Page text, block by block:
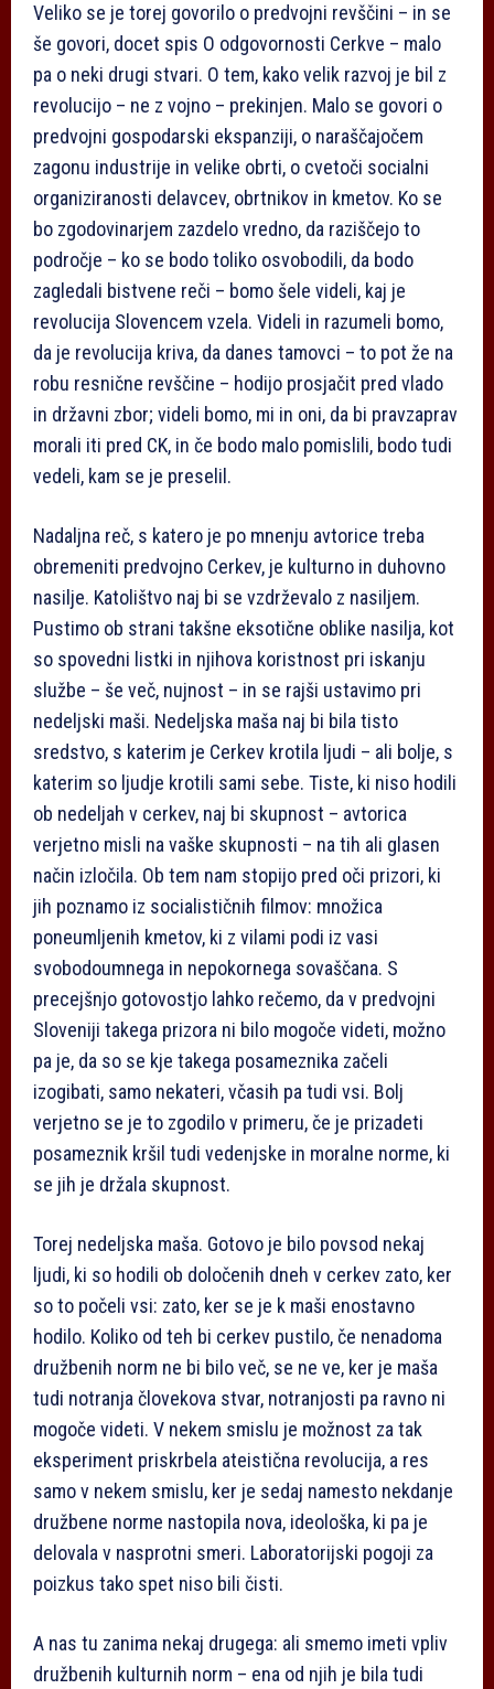
Veliko se je torej govorilo o predvojni revščini – in se
še govori, docet spis O odgovornosti Cerkve – malo
pa o neki drugi stvari. O tem, kako velik razvoj je bil z
revolucijo – ne z vojno – prekinjen. Malo se govori o
predvojni gospodarski ekspanziji, o naraščajočem
zagonu industrije in velike obrti, o cvetoči socialni
organiziranosti delavcev, obrtnikov in kmetov. Ko se
bo zgodovinarjem zazdelo vredno, da raziščejo to
področje – ko se bodo toliko osvobodili, da bodo
zagledali bistvene reči – bomo šele videli, kaj je
revolucija Slovencem vzela. Videli in razumeli bomo,
da je revolucija kriva, da danes tamovci – to pot že na
robu resnične revščine – hodijo prosjačit pred vlado
in državni zbor; videli bomo, mi in oni, da bi pravzaprav
morali iti pred CK, in če bodo malo pomislili, bodo tudi
vedeli, kam se je preselil.
Nadaljna reč, s katero je po mnenju avtorice treba
obremeniti predvojno Cerkev, je kulturno in duhovno
nasilje. Katolištvo naj bi se vzdrževalo z nasiljem.
Pustimo ob strani takšne eksotične oblike nasilja, kot
so spovedni listki in njihova koristnost pri iskanju
službe – še več, nujnost – in se rajši ustavimo pri
nedeljski maši. Nedeljska maša naj bi bila tisto
sredstvo, s katerim je Cerkev krotila ljudi – ali bolje, s
katerim so ljudje krotili sami sebe. Tiste, ki niso hodili
ob nedeljah v cerkev, naj bi skupnost – avtorica
verjetno misli na vaške skupnosti – na tih ali glasen
način izločila. Ob tem nam stopijo pred oči prizori, ki
jih poznamo iz socialističnih filmov: množica
poneumljenih kmetov, ki z vilami podi iz vasi
svobodoumnega in nepokornega sovaščana. S
precejšnjo gotovostjo lahko rečemo, da v predvojni
Sloveniji takega prizora ni bilo mogoče videti, možno
pa je, da so se kje takega posameznika začeli
izogibati, samo nekateri, včasih pa tudi vsi. Bolj
verjetno se je to zgodilo v primeru, če je prizadeti
posameznik kršil tudi vedenjske in moralne norme, ki
se jih je držala skupnost.
Torej nedeljska maša. Gotovo je bilo povsod nekaj
ljudi, ki so hodili ob določenih dneh v cerkev zato, ker
so to počeli vsi: zato, ker se je k maši enostavno
hodilo. Koliko od teh bi cerkev pustilo, če nenadoma
družbenih norm ne bi bilo več, se ne ve, ker je maša
tudi notranja človekova stvar, notranjosti pa ravno ni
mogoče videti. V nekem smislu je možnost za tak
eksperiment priskrbela ateistična revolucija, a res
samo v nekem smislu, ker je sedaj namesto nekdanje
družbene norme nastopila nova, ideološka, ki pa je
delovala v nasprotni smeri. Laboratorijski pogoji za
poizkus tako spet niso bili čisti.
A nas tu zanima nekaj drugega: ali smemo imeti vpliv
družbenih kulturnih norm – ena od njih je bila tudi